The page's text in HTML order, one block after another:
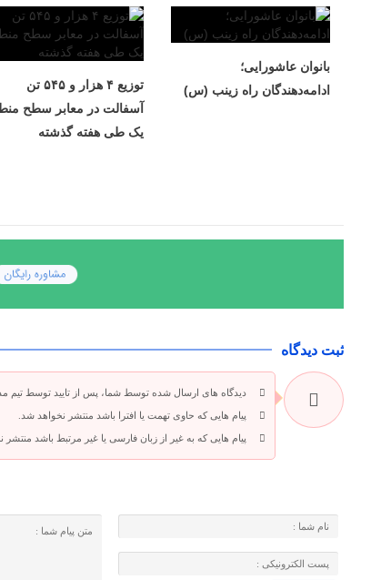
بانوان عاشورایی؛
ادامه‌دهندگان راه زینب (س)
توزیع ۴ هزار و ۵۴۵ تن
آسفالت در معابر سطح
یک طی هفته گذشته
ثبت دیدگاه
دیدگاه های ارسال شده توسط شما، پس از تایید توسط تیم
پیام هایی که حاوی تهمت یا افترا باشد منتشر نخواهد شد.
پیام هایی که به غیر از زبان فارسی یا غیر مرتبط باشد منتشر